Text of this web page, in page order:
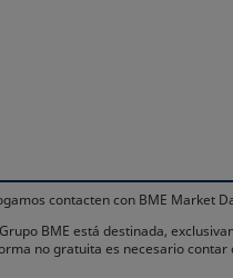
contacten con BME Market
BME está destinada,
no gratuita es necesario